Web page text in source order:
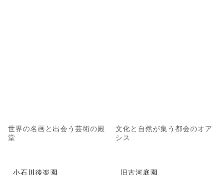
世界の名画と出会う芸術の殿
堂
文化と自然が集う都会のオア
シス
小石川後楽園 旧古河庭園